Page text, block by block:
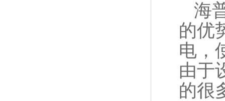
海
的优
电，
由于
的很